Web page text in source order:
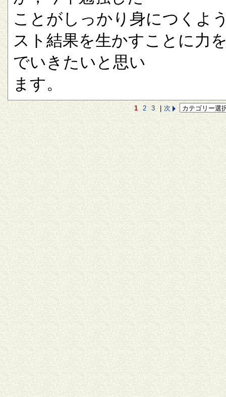
ことがしっかり身につくよ
スト結果を生かすことに力
でいきたいと思い
ます。
1 2 3 次